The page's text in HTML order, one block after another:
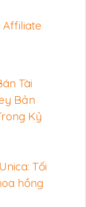
Affiliate
Tài
Bản
Kỷ
Tối
hồng